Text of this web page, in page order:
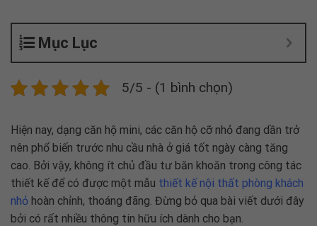
Mục Lục
5/5 - (1 bình chọn)
Hiện nay, dạng căn hộ mini, các căn hộ cỡ nhỏ đang dần trở
nên phổ biến trước nhu cầu nhà ở giá tốt ngày càng tăng
cao. Bởi vậy, không ít chủ đầu tư băn khoăn trong công tác
thiết kế để có được một mẫu thiết kế nội thất phòng khách
nhỏ hoàn chỉnh, thoáng đãng. Đừng bỏ qua bài viết dưới đây
bởi có rất nhiều thông tin hữu ích dành cho bạn.